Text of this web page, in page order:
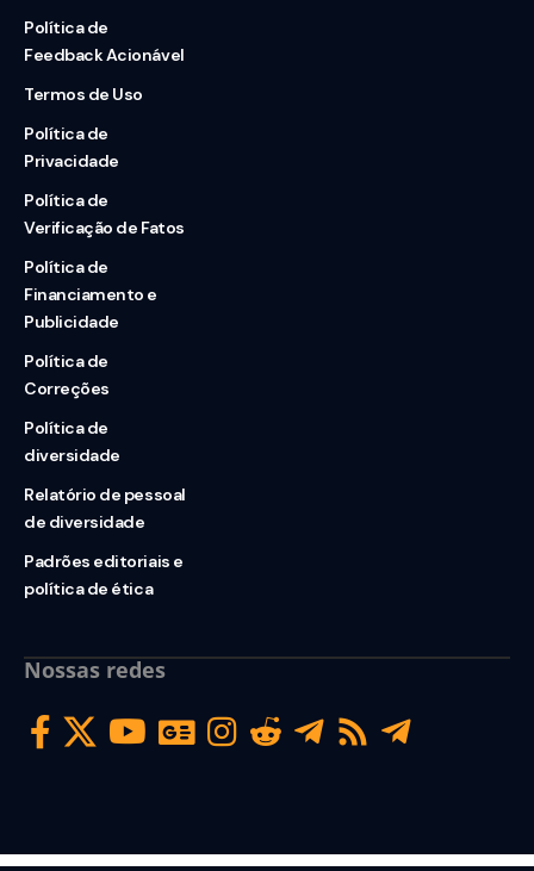
Política de
Feedback Acionável
Termos de Uso
Política de
Privacidade
Política de
Verificação de Fatos
Política de
Financiamento e
Publicidade
Política de
Correções
Política de
diversidade
Relatório de pessoal
de diversidade
Padrões editoriais e
política de ética
Nossas redes